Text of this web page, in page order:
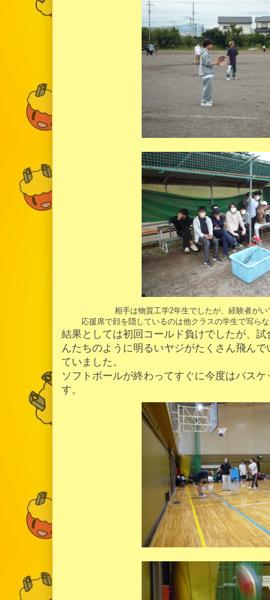
相手は物質工学2年生でしたが、経験者が
応援席で顔を隠しているのは他クラスの学生で写ら
結果としては初回コールド負けでしたが、
んたちのように明るいヤジがたくさん飛ん
ていました。
ソフトボールが終わってすぐに今度はバス
す。